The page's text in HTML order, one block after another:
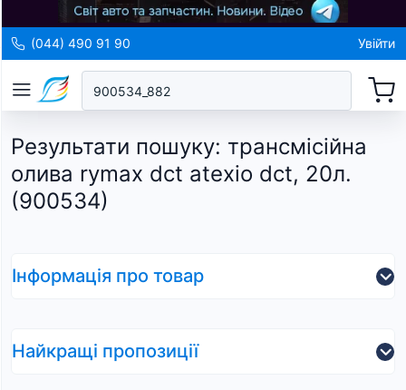
(044) 490 91 90 Увійти
Результати пошуку: трансмісійна
олива rymax dct atexio dct, 20л.
(900534)
Інформація про товар
Найкращі пропозиції